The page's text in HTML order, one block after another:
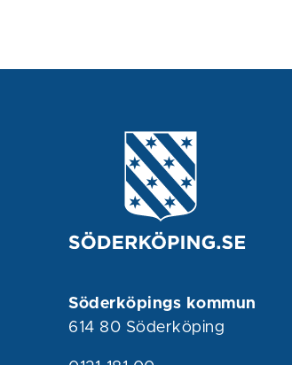
Söderköpings kommun
614 80 Söderköping